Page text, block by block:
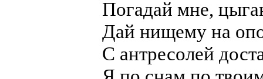
Погадай мне,
Дай нищему на
С антресолей